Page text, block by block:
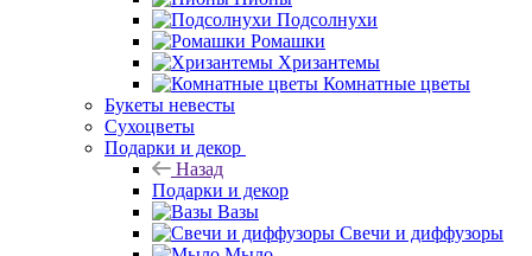
Подсолнухи
Ромашки
Хризантемы
Комнатные цветы
Букеты невесты
Сухоцветы
Подарки и декор
Назад
Подарки и декор
Вазы
Свечи и диффузоры